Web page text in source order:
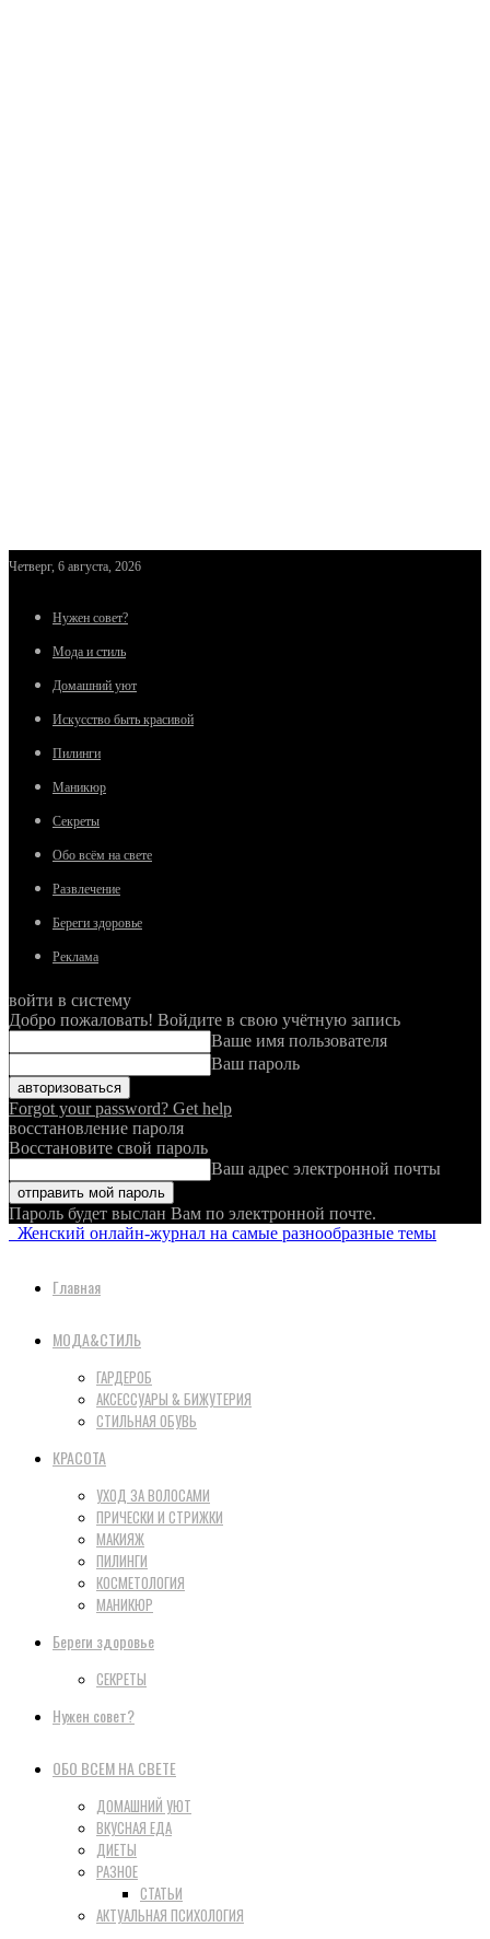
Четверг, 6 августа, 2026
Нужен совет?
Мода и стиль
Домашний уют
Искусство быть красивой
Пилинги
Маникюр
Секреты
Обо всём на свете
Развлечение
Береги здоровье
Реклама
войти в систему
Добро пожаловать! Войдите в свою учётную запись
Ваше имя пользователя
Ваш пароль
Forgot your password? Get help
восстановление пароля
Восстановите свой пароль
Ваш адрес электронной почты
Пароль будет выслан Вам по электронной почте.
Женский онлайн-журнал на самые разнообразные темы
Главная
МОДА&СТИЛЬ
ГАРДЕРОБ
АКСЕССУАРЫ & БИЖУТЕРИЯ
СТИЛЬНАЯ ОБУВЬ
КРАСОТА
УХОД ЗА ВОЛОСАМИ
ПРИЧЕСКИ И СТРИЖКИ
МАКИЯЖ
ПИЛИНГИ
КОСМЕТОЛОГИЯ
МАНИКЮР
Береги здоровье
СЕКРЕТЫ
Нужен совет?
ОБО ВСЕМ НА СВЕТЕ
ДОМАШНИЙ УЮТ
ВКУСНАЯ ЕДА
ДИЕТЫ
РАЗНОЕ
СТАТЬИ
АКТУАЛЬНАЯ ПСИХОЛОГИЯ